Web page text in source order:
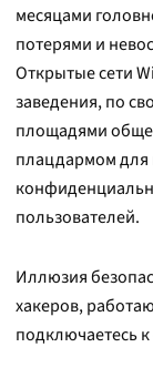
месяцами
потерями и
Открытые сети
заведения, по
площадями
плацдармом для
пользователей.
Иллюзия
хакеров,
подключаетесь к